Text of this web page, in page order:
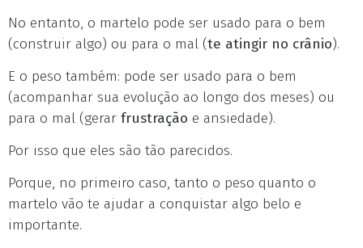
No entanto, o martelo pode ser usado para o bem
(construir algo) ou para o mal (te atingir no crânio).
E o peso também: pode ser usado para o bem
(acompanhar sua evolução ao longo dos meses) ou
para o mal (gerar frustração e ansiedade).
Por isso que eles são tão parecidos.
Porque, no primeiro caso, tanto o peso quanto o
martelo vão te ajudar a conquistar algo belo e
importante.